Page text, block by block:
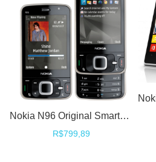
Nokia N96 Original Smartphone Symbian WI-Fi 3G GPS 16GB
R$799,89